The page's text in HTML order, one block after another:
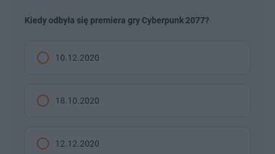
Kiedy odbyła się premiera gry Cyberpunk 2077?
10.12.2020
18.10.2020
12.12.2020